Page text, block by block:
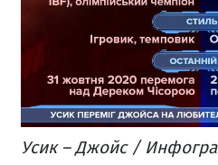
Усик – Джойс /